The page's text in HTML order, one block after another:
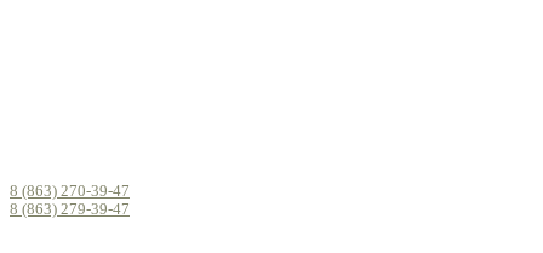
8 (863) 270-39-47
8 (863) 279-39-47